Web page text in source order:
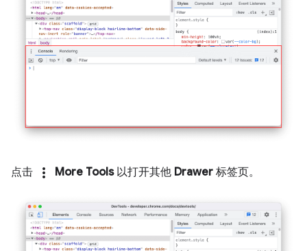
点击 more_vert More Tools以打开其他 Drawer 标签页。